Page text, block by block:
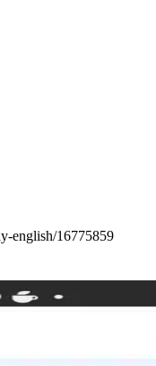
english/16775859